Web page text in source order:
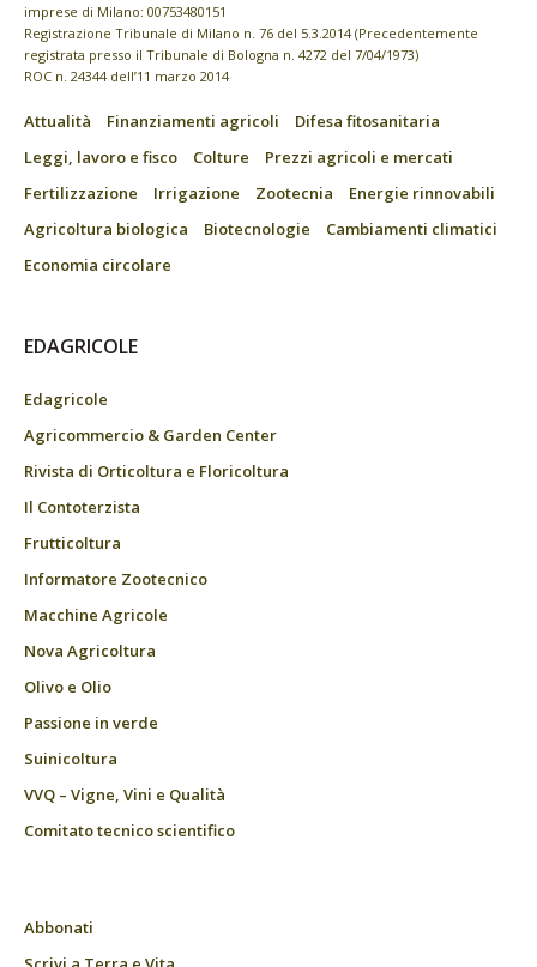
imprese di Milano: 00753480151
Registrazione Tribunale di Milano n. 76 del 5.3.2014 (Precedentemente
registrata presso il Tribunale di Bologna n. 4272 del 7/04/1973)
ROC n. 24344 dell’11 marzo 2014
Attualità Finanziamenti agricoli
Difesa fitosanitaria
Leggi, lavoro e fisco
Colture
Prezzi agricoli e mercati
Fertilizzazione
Irrigazione Zootecnia
Energie rinnovabili
Agricoltura biologica
Biotecnologie
Cambiamenti climatici
Economia circolare
EDAGRICOLE
Edagricole
Agricommercio & Garden Center
Rivista di Orticoltura e Floricoltura
Il Contoterzista
Frutticoltura
Informatore Zootecnico
Macchine Agricole
Nova Agricoltura
Olivo e Olio
Passione in verde
Suinicoltura
VVQ – Vigne, Vini e Qualità
Comitato tecnico scientifico
Abbonati